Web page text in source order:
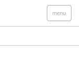
menu